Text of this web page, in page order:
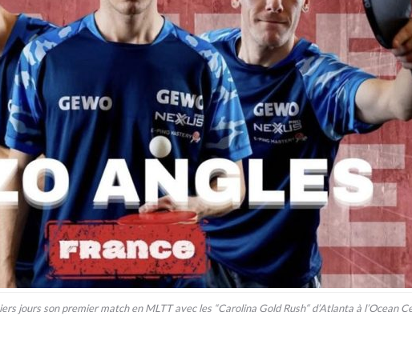
jours son premier match en MLTT avec les “Carolina Gold Rush“ d’Atlanta à l’Ocean